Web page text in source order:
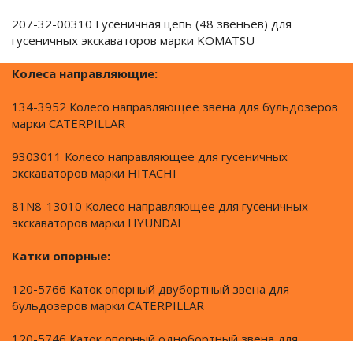
207-32-00310 Гусеничная цепь (48 звеньев) для
гусеничных экскаваторов марки KOMATSU
Колеса направляющие:
134-3952 Колесо направляющее звена для бульдозеров
марки CATERPILLAR
9303011 Колесо направляющее для гусеничных
экскаваторов марки HITACHI
81N8-13010 Колесо направляющее для гусеничных
экскаваторов марки HYUNDAI
Катки опорные:
120-5766 Каток опорный двубортный звена для
бульдозеров марки CATERPILLAR